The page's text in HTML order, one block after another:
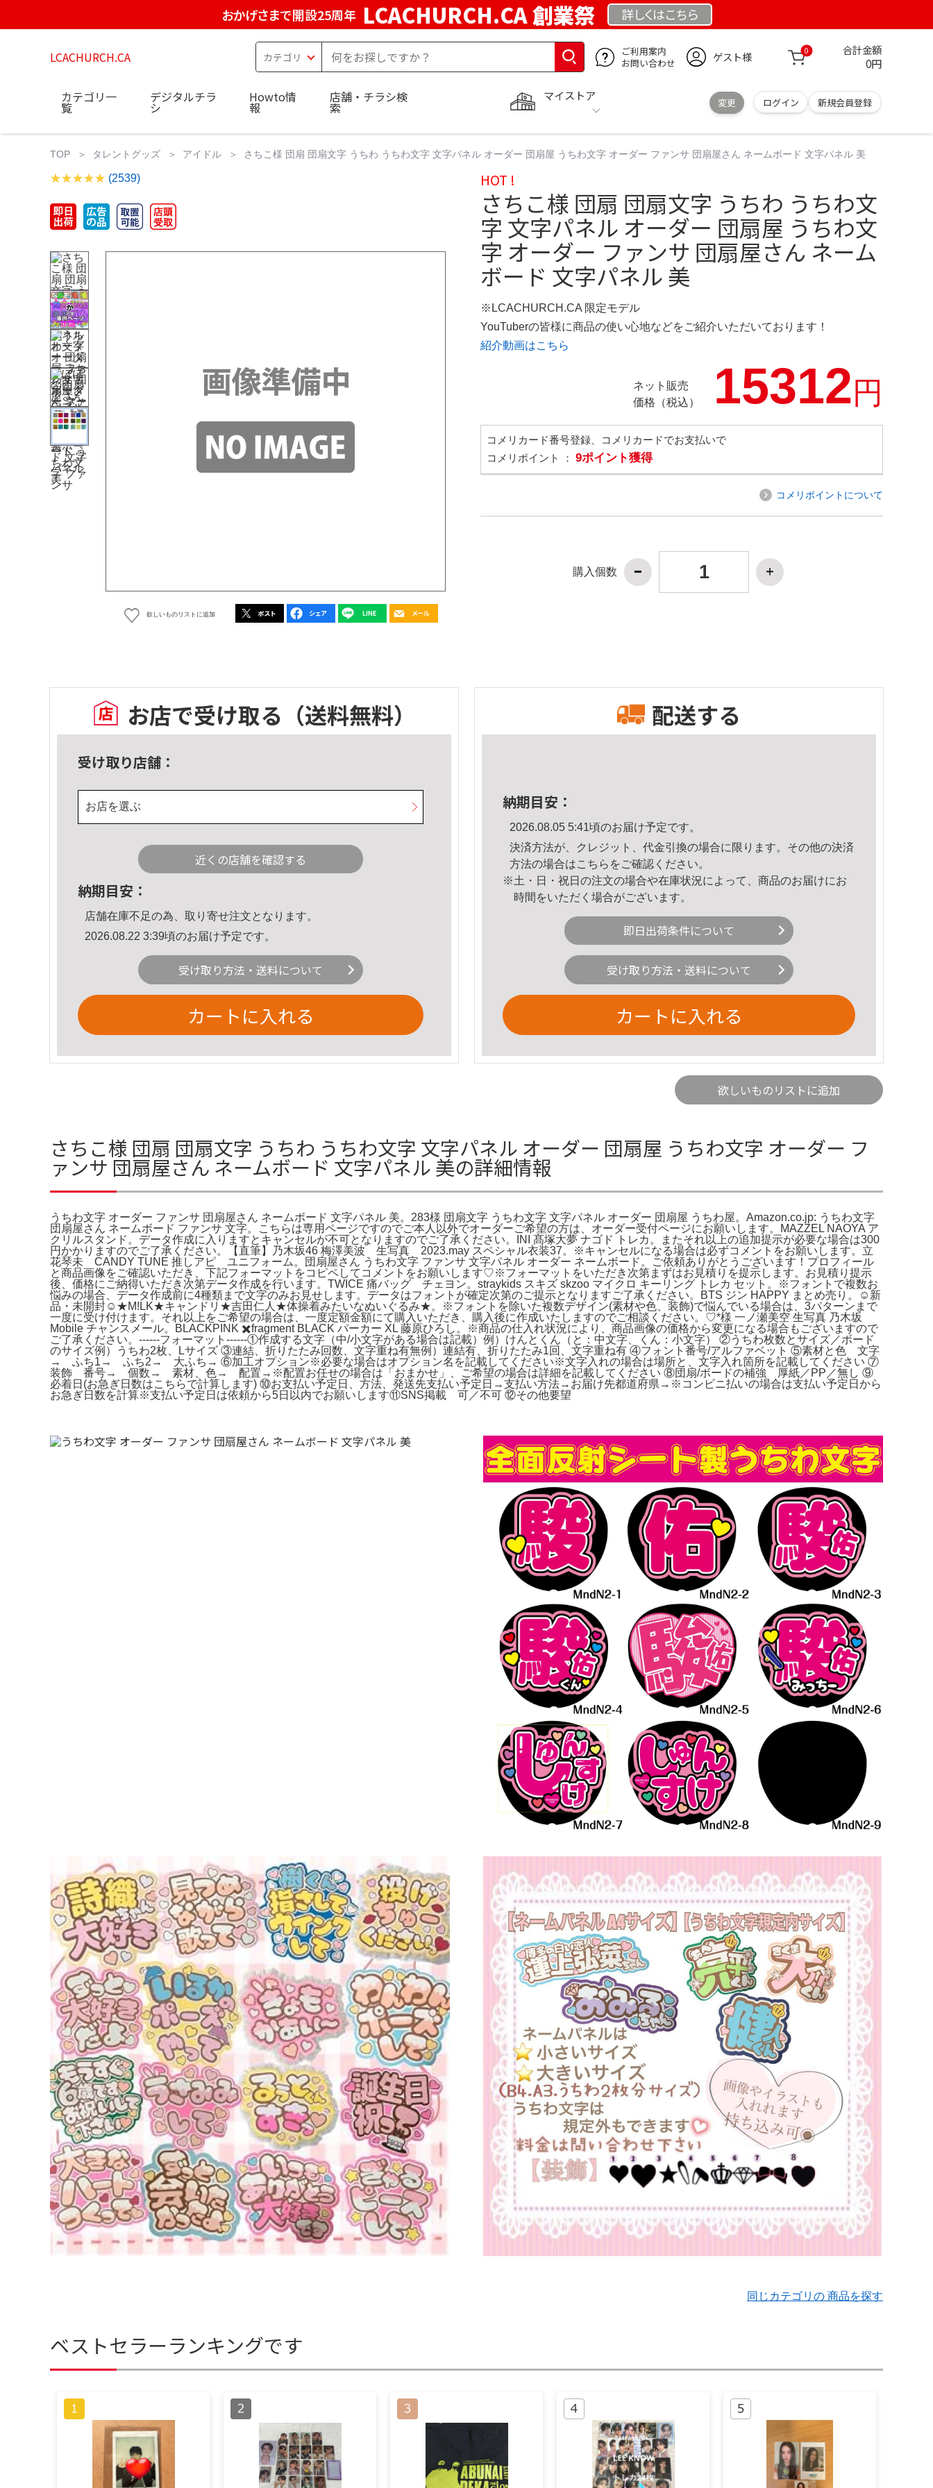
おかげさまで開設25周年 LCACHURCH.CA 創業祭 詳しくはこちら
LCACHURCH.CA
ご利用案内
お問い合わせ
ゲスト様 0 合計金額
0円
マイストア
変更 ログイン 新規会員登録
カテゴリ一
覧
デジタルチラ
シ
Howto情
報
店舗・チラシ検
索
TOP タレントグッズ アイドル さちこ様 団扇 団扇文字 うちわ うちわ文字 文字パネル オーダー 団扇屋 うちわ文字 オーダー ファンサ 団扇屋さん ネームボード 文字パネル 美
(2539)
欲しいものリストに追加
HOT !
さちこ様 団扇 団扇文字 うちわ うちわ文
字 文字パネル オーダー 団扇屋 うちわ文
字 オーダー ファンサ 団扇屋さん ネーム
ボード 文字パネル 美
※LCACHURCH.CA 限定モデル
YouTuberの皆様に商品の使い心地などをご紹介いただいております！
紹介動画はこちら
ネット販売
価格（税込）
15312円
コメリカード番号登録、コメリカードでお支払いで
コメリポイント ： 9ポイント獲得
コメリポイントについて
購入個数
お店で受け取る （送料無料）
受け取り店舗：
お店を選ぶ
近くの店舗を確認する
納期目安：
店舗在庫不足の為、取り寄せ注文となります。
2026.08.22 3:39頃のお届け予定です。
受け取り方法・送料について
カートに入れる
配送する
納期目安：
2026.08.05 5:41頃のお届け予定です。
決済方法が、クレジット、代金引換の場合に限ります。その他の決済
方法の場合はこちら をご確認ください。
※土・日・祝日の注文の場合や在庫状況によって、商品のお届けにお
時間をいただく場合がございます。
即日出荷条件について
受け取り方法・送料について
カートに入れる
欲しいものリストに追加
さちこ様 団扇 団扇文字 うちわ うちわ文字 文字パネル オーダー 団扇屋 うちわ文字 オーダー フ
ァンサ 団扇屋さん ネームボード 文字パネル 美の詳細情報
うちわ文字 オーダー ファンサ 団扇屋さん ネームボード 文字パネル 美。283様 団扇文字 うちわ文字 文字パネル オーダー 団扇屋 うちわ屋。Amazon.co.jp: うちわ文字
団扇屋さん ネームボード ファンサ 文字。こちらは専用ページですのでご本人以外でオーダーご希望の方は、オーダー受付ページにお願いします。MAZZEL NAOYA ア
クリルスタンド。データ作成に入りますとキャンセルが不可となりますのでご了承ください。INI 髙塚大夢 ナゴド トレカ。またそれ以上の追加提示が必要な場合は300
円かかりますのでご了承ください。【直筆】乃木坂46 梅澤美波 生写真 2023.may スペシャル衣装37。※キャンセルになる場合は必ずコメントをお願いします。立
花琴未 CANDY TUNE 推しアピ ユニフォーム。団扇屋さん うちわ文字 ファンサ 文字パネル オーダー ネームボード。ご依頼ありがとうございます！プロフィール
と商品画像をご確認いただき、下記フォーマットをコピペしてコメントをお願いします♡※フォーマットをいただき次第まずはお見積りを提示します。お見積り提示
後、価格にご納得いただき次第データ作成を行います。TWICE 痛バッグ チェヨン。straykids スキズ skzoo マイクロ キーリング トレカ セット。※フォントで複数お
悩みの場合、データ作成前に4種類まで文字のみお見せします。データはフォントが確定次第のご提示となりますご了承ください。BTS ジン HAPPY まとめ売り。☺️新
品・未開封☺️★M!LK★キャンドリ★吉田仁人★体操着みたいなぬいぐるみ★。※フォントを除いた複数デザイン(素材や色、装飾)で悩んでいる場合は、3パターンまで
一度に受け付けます。それ以上をご希望の場合は、一度定額金額にて購入いただき、購入後に作成いたしますのでご相談ください。♡*様 一ノ瀬美空 生写真 乃木坂
Mobile チャンスメール。BLACKPINK ✖️fragment BLACK パーカー XL 藤原ひろし。※商品の仕入れ状況により、商品画像の価格から変更になる場合もございますので
ご了承ください。------フォーマット------①作成する文字（中/小文字がある場合は記載）例）けんとくん（と：中文字、くん：小文字） ②うちわ枚数とサイズ／ボード
のサイズ例）うちわ2枚、Lサイズ ③連結、折りたたみ回数、文字重ね有無例）連結有、折りたたみ1回、文字重ね有 ④フォント番号/アルファベット ⑤素材と色 文字
→ ふち1→ ふち2→ 大ふち→ ⑥加工オプション※必要な場合はオプション名を記載してください※文字入れの場合は場所と、文字入れ箇所を記載してください ⑦
装飾 番号→ 個数→ 素材、色→ 配置→※配置お任せの場合は「おまかせ」、ご希望の場合は詳細を記載してください ⑧団扇/ボードの補強 厚紙／PP／無し ⑨
必着日(お急ぎ日数はこちらで計算します) ⑩お支払い予定日、方法、発送先支払い予定日→支払い方法→お届け先都道府県→※コンビニ払いの場合は支払い予定日から
お急ぎ日数を計算※支払い予定日は依頼から5日以内でお願いします⑪SNS掲載 可／不可 ⑫その他要望
同じカテゴリの 商品を探す
ベストセラーランキングです